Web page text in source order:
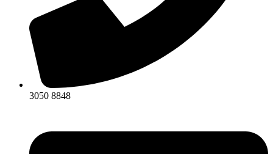
3050 8848